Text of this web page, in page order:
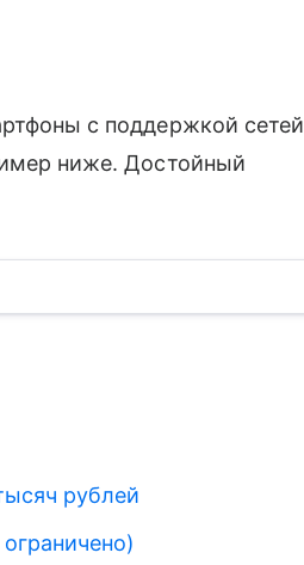
с поддержкой сетей
ниже. Достойный
рублей